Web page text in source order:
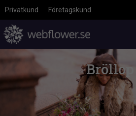
Privatkund Företagskund
Bröllop